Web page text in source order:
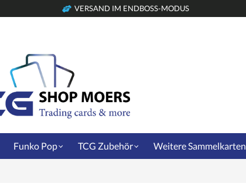
VERSAND IM ENDBOSS-MODUS
Funko Pop TCG Zubehör Weitere Sammelkarten